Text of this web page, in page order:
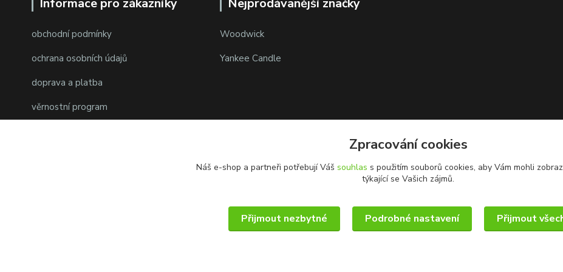
Informace pro zákazníky
obchodní podmínky
ochrana osobních údajů
doprava a platba
věrnostní program
Nejprodávanější značky
Woodwick
Yankee Candle
Zpracování cookies
Náš e-shop a partneři potřebují Váš souhlas s použitím souborů cookies, aby Vám mohli
týkající se Vašich zájmů.
Přijmout nezbytné Podrobné nastavení Přijmout